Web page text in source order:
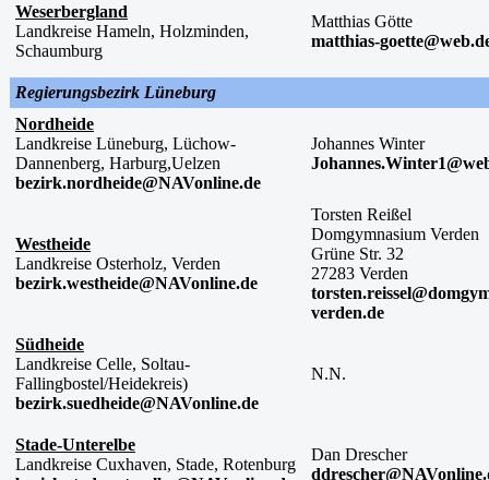
Weserbergland
Landkreise Hameln, Holzminden,
Schaumburg
Matthias Götte
matthias-
Regierungsbezirk Lüneburg
Nordheide
Landkreise Lüneburg, Lüchow-
Dannenberg, Harburg,Uelzen
bezirk.nordheide@NAVonline.de
Johannes Winter
Westheide
Landkreise Osterholz, Verden
bezirk.westheide@NAVonline.de
Torsten Reißel
Domgymnasium Verden
Grüne Str. 32
27283 Verden
verden.de
Südheide
Landkreise Celle, Soltau-
Fallingbostel/Heidekreis)
bezirk.suedheide@NAVonline.de
N.N.
Stade-Unterelbe
Landkreise Cuxhaven, Stade, Rotenburg
Dan Drescher